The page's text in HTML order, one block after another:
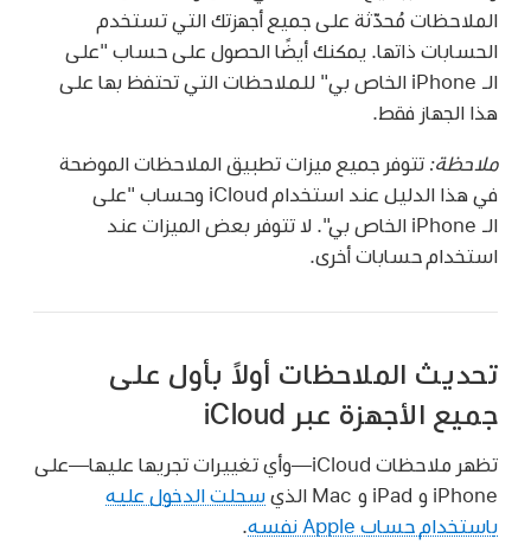
الملاحظات مُحدّثة على جميع أجهزتك التي تستخدم
الحسابات ذاتها. يمكنك أيضًا الحصول على حساب "على
الـ iPhone الخاص بي" للملاحظات التي تحتفظ بها على
هذا الجهاز فقط.
ملاحظة: تتوفر جميع ميزات تطبيق الملاحظات الموضحة
في هذا الدليل عند استخدام iCloud وحساب "على
الـ iPhone الخاص بي". لا تتوفر بعض الميزات عند
استخدام حسابات أخرى.
تحديث الملاحظات أولاً بأول على
جميع الأجهزة عبر iCloud
تظهر ملاحظات iCloud—وأي تغييرات تجريها عليها—على
iPhone و iPad و Mac الذي
سجلت الدخول عليه
باستخدام حساب Apple نفسه